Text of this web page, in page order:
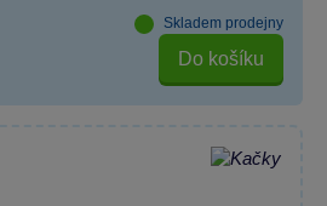
Skladem prodejny
Do košíku